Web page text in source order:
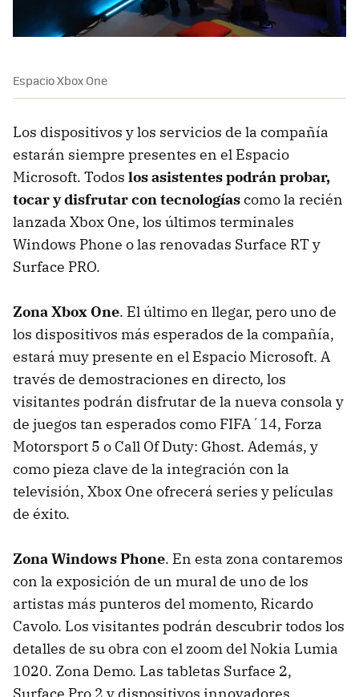
Espacio Xbox One
Los dispositivos y los servicios de la compañía
estarán siempre presentes en el Espacio
Microsoft. Todos los asistentes podrán probar,
tocar y disfrutar con tecnologíascomo la recién
lanzada Xbox One, los últimos terminales
Windows Phone o las renovadas Surface RT y
Surface PRO.
Zona Xbox One. El último en llegar, pero uno de
los dispositivos más esperados de la compañía,
estará muy presente en el Espacio Microsoft. A
través de demostraciones en directo, los
visitantes podrán disfrutar de la nueva consola y
de juegos tan esperados como FIFA´14, Forza
Motorsport 5 o Call Of Duty: Ghost. Además, y
como pieza clave de la integración con la
televisión, Xbox One ofrecerá series y películas
de éxito.
Zona Windows Phone. En esta zona contaremos
con la exposición de un mural de uno de los
artistas más punteros del momento, Ricardo
Cavolo. Los visitantes podrán descubrir todos los
detalles de su obra con el zoom del Nokia Lumia
1020. Zona Demo. Las tabletas Surface 2,
Surface Pro 2 y dispositivos innovadores